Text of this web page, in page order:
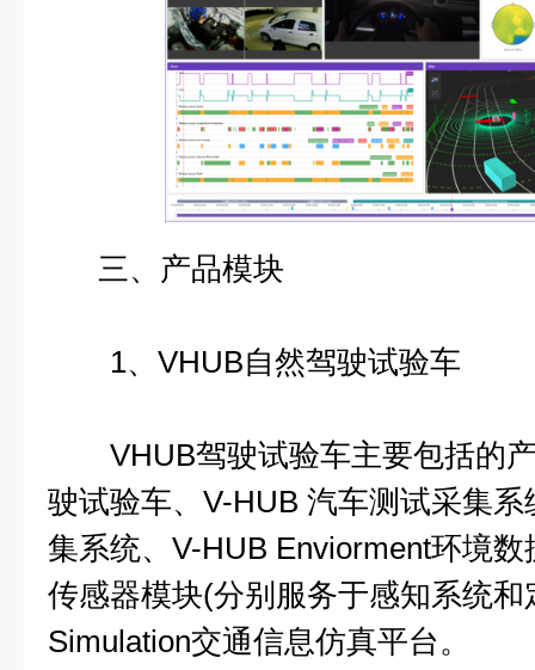
三、产品模块
1、VHUB自然驾驶试验车
VHUB驾驶试验车主要包括的产
驶试验车、V-HUB 汽车测试采集
集系统、V-HUB Enviorment环境
传感器模块(分别服务于感知系统
Simulation交通信息仿真平台。